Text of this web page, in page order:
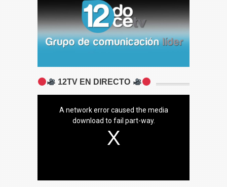
12TV EN DIRECTO
A network error caused the media
download to fail part-way.